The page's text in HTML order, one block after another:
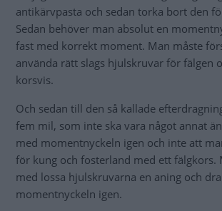
antikärvpasta och sedan torka bort den
Sedan behöver man absolut en
fast med korrekt moment. Man måste
använda rätt slags hjulskruvar för fälgen
korsvis.
Och sedan till den så kallade
fem mil, som inte ska vara något annat
med momentnyckeln igen och inte att
för kung och fosterland med ett fälgkors.
med lossa hjulskruvarna en aning och
momentnyckeln igen.